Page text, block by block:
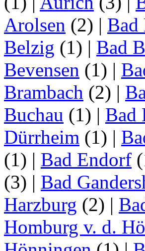
Arolsen (2) | Bad
Belzig (1) | Bad
Bevensen (1) |
Brambach (2) |
Buchau (1) | Bad
Dürrheim (1) |
(1) | Bad Endorf
(3) | Bad
Harzburg (2) |
Homburg v. d.